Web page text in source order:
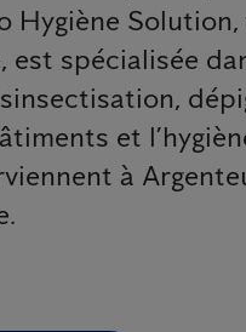
Hygiène
est spécialisée
et
à